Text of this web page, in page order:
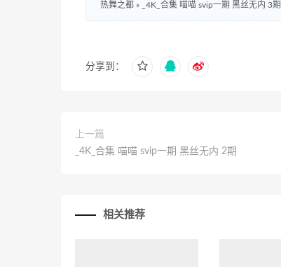
热舞之都 » _4K_合集 喵喵 svip一期 黑丝无内 3期
分享到：
上一篇
_4K_合集 喵喵 svip一期 黑丝无内 2期
相关推荐